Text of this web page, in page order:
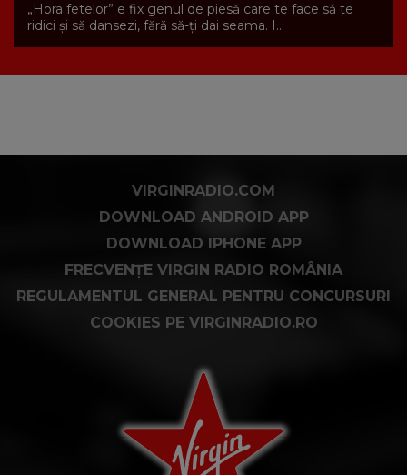
„Hora fetelor” e fix genul de piesă care te face să te
ridici și să dansezi, fără să-ți dai seama. I...
VIRGINRADIO.COM
DOWNLOAD ANDROID APP
DOWNLOAD IPHONE APP
FRECVENȚE VIRGIN RADIO ROMÂNIA
REGULAMENTUL GENERAL PENTRU CONCURSURI
COOKIES PE VIRGINRADIO.RO